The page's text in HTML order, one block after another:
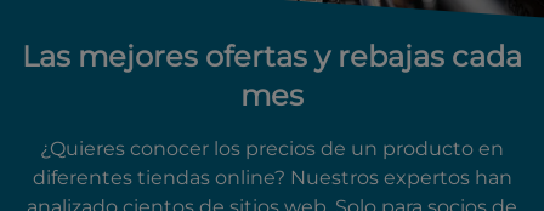
Las mejores ofertas y rebajas cada
mes
¿Quieres conocer los precios de un producto en
diferentes tiendas online? Nuestros expertos han
analizado cientos de sitios web. Solo para socios de